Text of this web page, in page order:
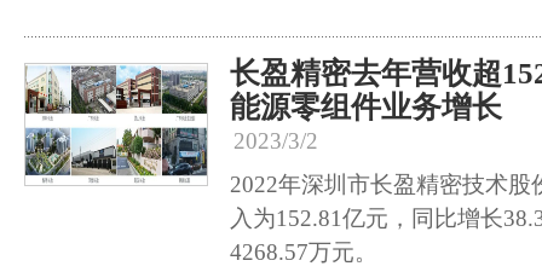
长盈精密去年营收超
能源零组件业务增长
2023/3/2
2022年深圳市长盈精密技术
入为152.81亿元，同比增长
4268.57万元。